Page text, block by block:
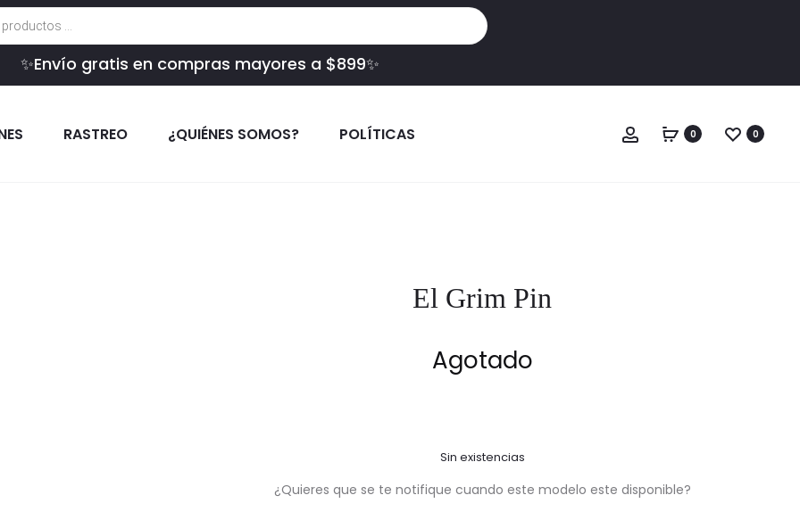
✨Envío gratis en compras mayores a $899✨
RASTREO ¿QUIÉNES SOMOS? POLÍTICAS Cuenta
0 0
El Grim Pin
Agotado
Sin existencias
¿Quieres que se te notifique cuando este modelo este disponible?